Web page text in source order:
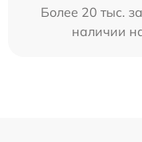
Более 20 тыс.
наличии